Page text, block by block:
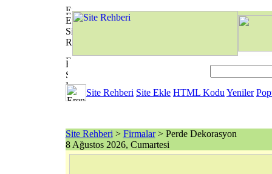
Site Rehberi Site Ekle HTML Kodu Yeniler
Site Rehberi > Firmalar> Perde Dekorasyon
8 Ağustos 2026, Cumartesi